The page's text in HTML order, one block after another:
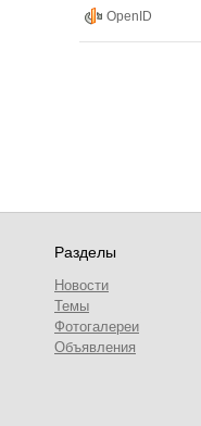
OpenID
Разделы
Новости
Темы
Фотогалереи
Объявления